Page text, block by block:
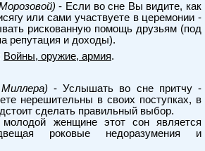
- Если во сне Вы видите, как
или сами участвуете в церемонии -
рискованную помощь друзьям (под
репутация и доходы).
Войны, оружие, армия.
- Услышать во сне притчу -
нерешительны в своих поступках, в
сделать правильный выбор.
женщине этот сон является
роковые недоразумения и